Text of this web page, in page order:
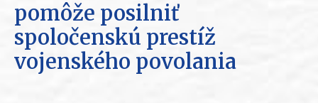
pomôže posilniť
spoločenskú prestíž
vojenského povolania